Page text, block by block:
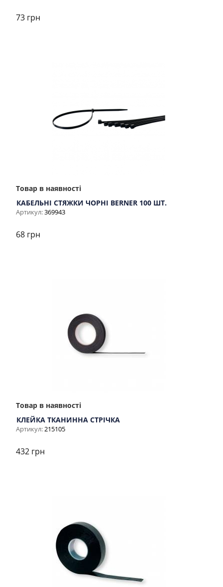
73 грн
Товар в наявності
КАБЕЛЬНІ СТЯЖКИ ЧОРНІ BERNER 100 ШТ.
Артикул:369943
68 грн
Товар в наявності
КЛЕЙКА ТКАНИННА СТРІЧКА
Артикул:215105
432 грн